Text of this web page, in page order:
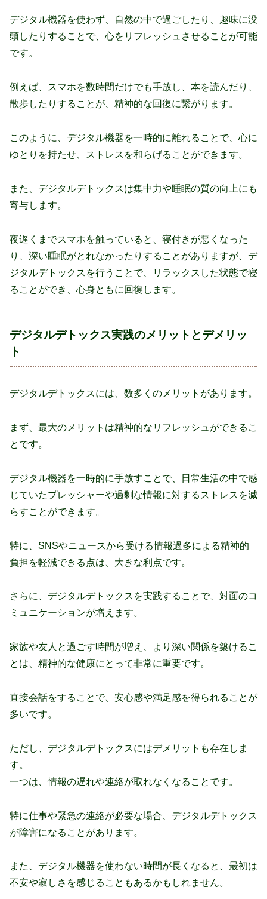
デジタル機器を使わず、自然の中で過ごしたり、趣味に没
頭したりすることで、心をリフレッシュさせることが可能
です。
例えば、スマホを数時間だけでも手放し、本を読んだり、
散歩したりすることが、精神的な回復に繋がります。
このように、デジタル機器を一時的に離れることで、心に
ゆとりを持たせ、ストレスを和らげることができます。
また、デジタルデトックスは集中力や睡眠の質の向上にも
寄与します。
夜遅くまでスマホを触っていると、寝付きが悪くなった
り、深い睡眠がとれなかったりすることがありますが、デ
ジタルデトックスを行うことで、リラックスした状態で寝
ることができ、心身ともに回復します。
デジタルデトックス実践のメリットとデメリッ
ト
デジタルデトックスには、数多くのメリットがあります。
まず、最大のメリットは精神的なリフレッシュができるこ
とです。
デジタル機器を一時的に手放すことで、日常生活の中で感
じていたプレッシャーや過剰な情報に対するストレスを減
らすことができます。
特に、SNSやニュースから受ける情報過多による精神的
負担を軽減できる点は、大きな利点です。
さらに、デジタルデトックスを実践することで、対面のコ
ミュニケーションが増えます。
家族や友人と過ごす時間が増え、より深い関係を築けるこ
とは、精神的な健康にとって非常に重要です。
直接会話をすることで、安心感や満足感を得られることが
多いです。
ただし、デジタルデトックスにはデメリットも存在しま
す。
一つは、情報の遅れや連絡が取れなくなることです。
特に仕事や緊急の連絡が必要な場合、デジタルデトックス
が障害になることがあります。
また、デジタル機器を使わない時間が長くなると、最初は
不安や寂しさを感じることもあるかもしれません。